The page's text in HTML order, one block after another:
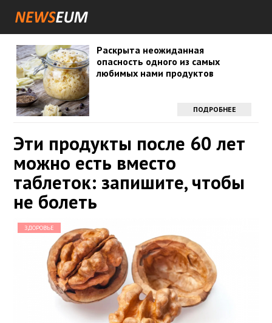
Раскрыта неожиданная
опасность одного из самых
любимых нами продуктов
ПОДРОБНЕЕ
Эти продукты после 60 лет
можно есть вместо
таблеток: запишите, чтобы
не болеть
ЗДОРОВЬЕ